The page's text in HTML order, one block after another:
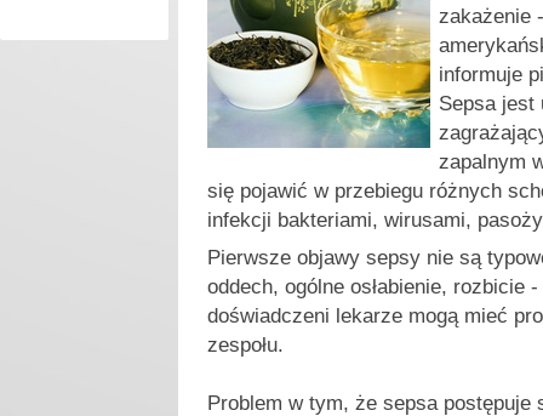
zakażenie
informuje
Sepsa jest
zapalnym
się pojawić w przebiegu różnych
infekcji bakteriami, wirusami,
Pierwsze objawy sepsy nie są
oddech, ogólne osłabienie, rozbicie
doświadczeni lekarze mogą mieć
zespołu.
Problem w tym, że sepsa postępuje